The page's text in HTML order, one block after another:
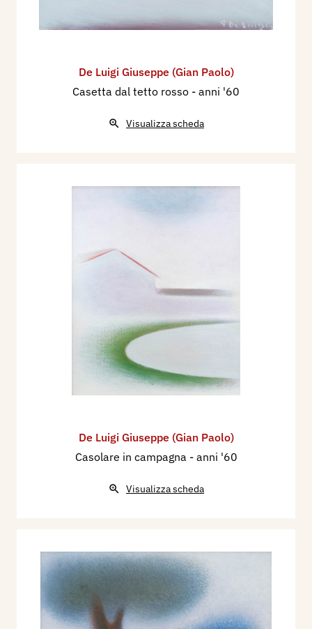
De Luigi Giuseppe (Gian Paolo)
Casetta dal tetto rosso - anni '60
Visualizza scheda
De Luigi Giuseppe (Gian Paolo)
Casolare in campagna - anni '60
Visualizza scheda